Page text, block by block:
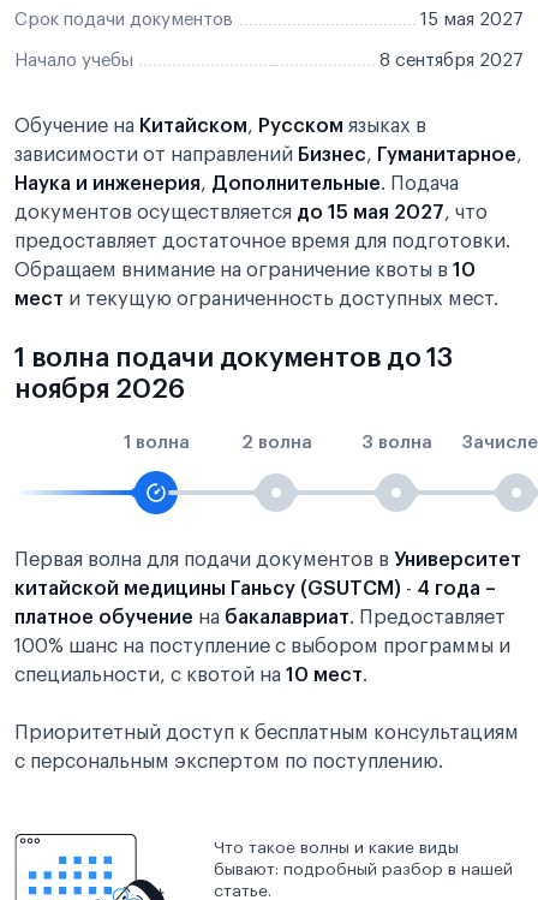
Срок подачи документов 15 мая 2027
Начало учебы 8 сентября 2027
Обучение на Китайском, Русском языках в
зависимости от направлений Бизнес, Гуманитарное,
Наука и инженерия, Дополнительные. Подача
документов осуществляется до 15 мая 2027, что
предоставляет достаточное время для подготовки.
Обращаем внимание на ограничение квоты в 10
мест и текущую ограниченность доступных мест.
1 волна подачи документов до 13
ноября 2026
1 волна 2 волна 3 волна
Первая волна для подачи документов в Университет
китайской медицины Ганьсу (GSUTCM) - 4 года –
платное обучение на бакалавриат. Предоставляет
100% шанс на поступление с выбором программы и
специальности, с квотой на 10 мест.
Приоритетный доступ к бесплатным консультациям
с персональным экспертом по поступлению.
Что такое волны и какие виды
бывают: подробный разбор в нашей
статье.